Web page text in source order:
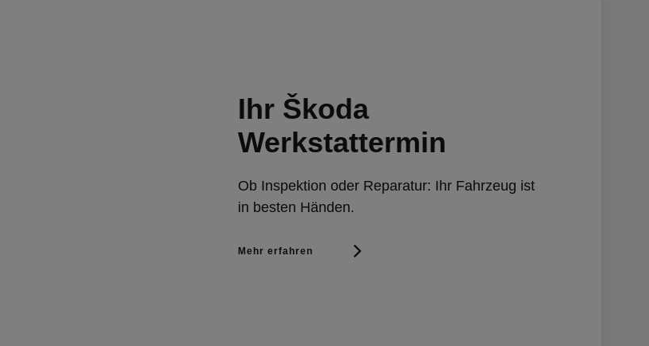
Ihr Škoda
Werkstattermin
Ob Inspektion oder Reparatur: Ihr Fahrzeug ist
in besten Händen.
Mehr erfahren